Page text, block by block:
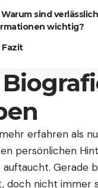
Warum sind
wichtig?
Fazit
erfahren als
persönlichen
Gerade
doch nicht immer